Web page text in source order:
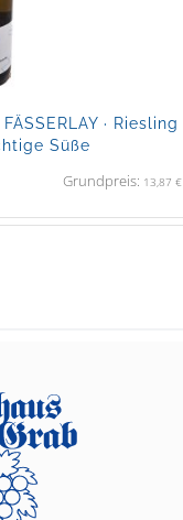
· Riesling
Süße
Grundpreis: 13,87€